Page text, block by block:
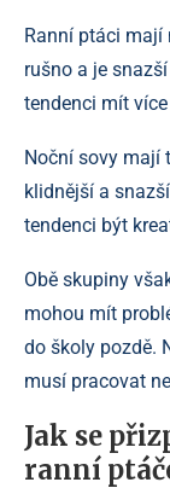
Ranní ptáci mají
rušno a je
tendenci mít
Noční sovy mají
klidnější a
tendenci být
Obě skupiny
mohou mít
do školy pozdě.
musí pracovat
Jak se
ranní